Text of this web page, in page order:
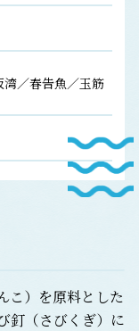
／春告魚／玉筋
こ）を原料とした
釘（さびくぎ）に